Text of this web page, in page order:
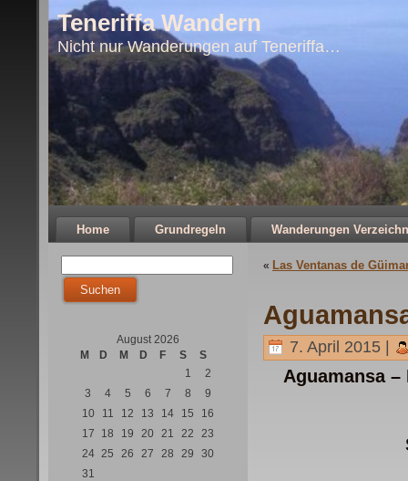
Teneriffa Wandern
Nicht nur Wanderungen auf Teneriffa…
Home Grundregeln Wanderungen
August 2026
M
D M D F S
S
1
2
3
4 5 6 7 8
9
10
11 12 13 14 15
16
17
18 19 20 21 22
23
24 25 26 27 28 29
30
31
« Las Ventanas de
7. April 2015 |
Aguamansa